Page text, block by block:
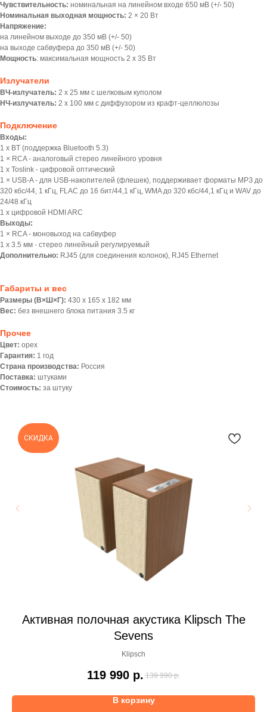
Чувствительность: номинальная на линейном входе 650 мВ (+/- 50)
Номинальная выходная мощность: 2 × 20 Вт
Напряжение:
на линейном выходе до 350 мВ (+/- 50)
на выходе сабвуфера до 350 мВ (+/- 50)
Мощность: максимальная мощность 2 х 35 Вт
Излучатели
ВЧ-излучатель: 2 x 25 мм с шелковым куполом
НЧ-излучатель: 2 x 100 мм с диффузором из крафт-целлюлозы
Подключение
Входы:
1 х BT (поддержка Bluetooth 5.3)
1 × RCA - аналоговый стерео линейного уровня
1 x Toslink - цифровой оптический
1 × USB-A - для USB-накопителей (флешек), поддерживает форматы МРЗ до
320 кбс/44, 1 кГц, FLAC до 16 бит/44,1 кГц, WMA до 320 кбс/44,1 кГц и WAV до
24/48 кГц
1 х цифровой HDMI ARC
Выходы:
1 × RCA - моновыход на сабвуфер
1 х 3.5 мм - стерео линейный регулируемый
Дополнительно: RJ45 (для соединения колонок), RJ45 Ethernet
Габариты и вес
Размеры (В×Ш×Г): 430 х 165 х 182 мм
Вес: без внешнего блока питания 3.5 кг
Прочее
Цвет: орех
Гарантия: 1 год
Страна производства: Россия
Поставка: штуками
Стоимость: за штуку
СКИДКА
Активная полочная акустика Klipsch The
Sevens
Klipsch
119 990 р. 139 990 р.
В корзину